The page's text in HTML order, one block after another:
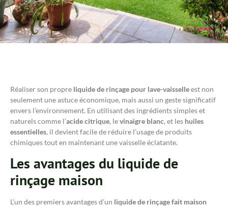
Réaliser son propre liquide de rinçage pour lave-vaisselleest non
seulement une astuce économique, mais aussi un geste significatif
envers l’environnement. En utilisant des ingrédients simples et
naturels comme l’acide citrique, levinaigre blanc, et les huiles
essentielles, il devient facile de réduire l’usage de produits
chimiques tout en maintenant une vaisselle éclatante.
Les avantages du liquide de
rinçage maison
L’un des premiers avantages d’un liquide de rinçage fait maison